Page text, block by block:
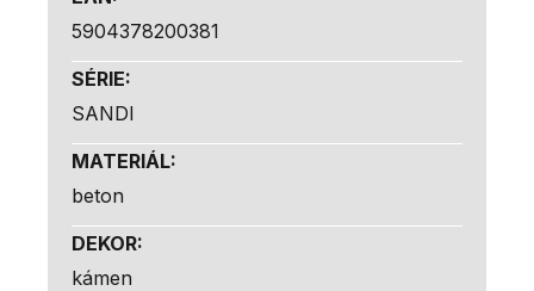
5904378200381
SÉRIE:
SANDI
MATERIÁL:
beton
DEKOR:
kámen